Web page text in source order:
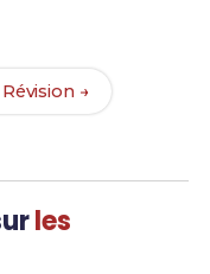
→
les